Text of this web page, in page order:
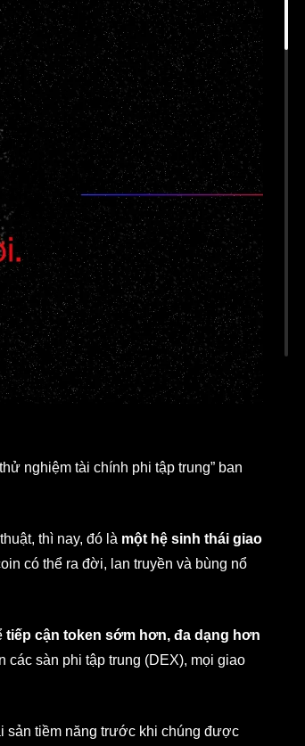
nghiệm tài chính phi tập trung” ban
thì nay, đó là một hệ sinh thái giao
có thể ra đời, lan truyền và bùng nổ
tiếp cận token sớm hơn, đa dạng hơn
các sàn phi tập trung (DEX), mọi giao
sản tiềm năng trước khi chúng được